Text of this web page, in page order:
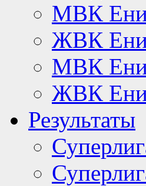
МВК
ЖВК
МВК
ЖВК
Результаты